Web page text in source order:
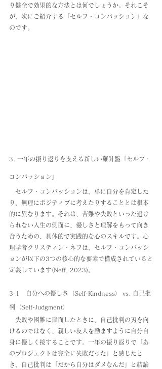
り健全で効果的な方法とは何でしょうか。それこそ
が、次にご紹介する「セルフ・コンパッション」な
のです。
3. 一年の振り返りを支える新しい羅針盤「セルフ・
コンパッション」
セルフ・コンパッションは、単に自分を肯定した
り、無理にポジティブに考えたりすることとは根本
的に異なります。それは、苦難や失敗といった避け
られない人生の側面に、優しさと理解をもって向き
合うための、具体的で実践的な心のスキルです。心
理学者クリスティン・ネフは、セルフ・コンパッシ
ョンが以下の3つの核心的な要素で構成されていると
定義しています(Neff, 2023)。
3-1　自分への優しさ（Self-Kindness） vs. 自己批
判（Self-Judgment）
失敗や困難に直面したときに、自己批判の刃を向
けるのではなく、親しい友人を励ますように自分自
身に優しく接することです。一年の振り返りで「あ
のプロジェクトは完全に失敗だった」と感じたと
き、自己批判は「だから自分はダメなんだ」と結論